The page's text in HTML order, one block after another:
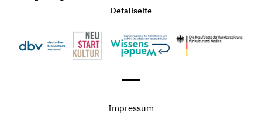
Detailseite
Impressum